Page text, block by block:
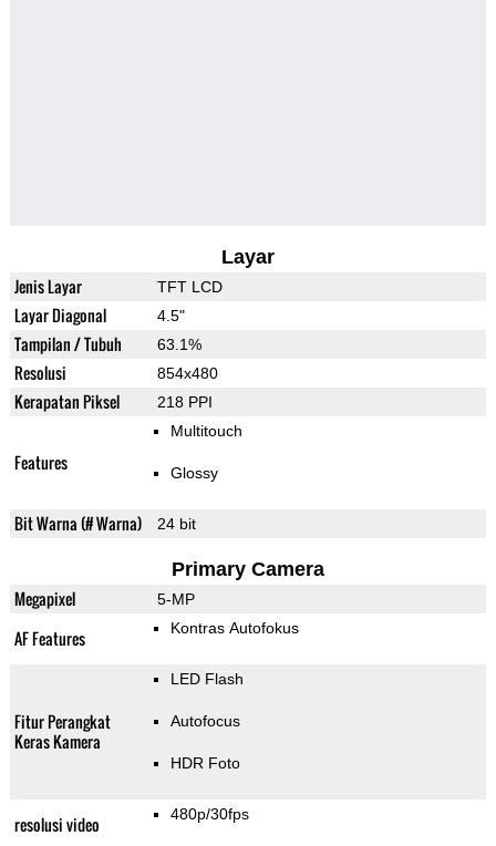
Layar
Jenis Layar TFT LCD
Layar Diagonal 4.5"
Tampilan / Tubuh 63.1%
Resolusi 854x480
Kerapatan Piksel 218 PPI
Features
Multitouch
Glossy
Bit Warna (# Warna) 24 bit
Primary Camera
Megapixel 5-MP
AF Features Kontras Autofokus
Fitur Perangkat
Keras Kamera
LED Flash
Autofocus
HDR Foto
resolusi video 480p/30fps